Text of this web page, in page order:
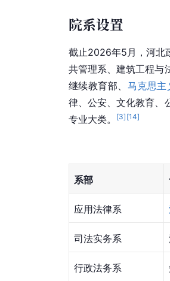
院系设置
截止2026年5月，河北
共管理系、建筑工程与
继续教育部、 马克思主
律、公安、文化教育、
专业大类。
[3] [14]
系部
应用法律系
司法实务系
行政法务系